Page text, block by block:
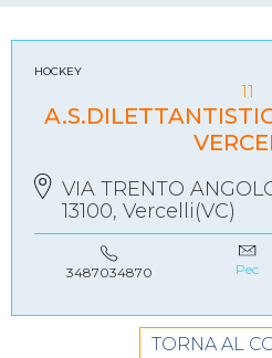
HOCKEY
11
VIA TRENTO
13100, Vercelli(VC)
3487034870 Pec
TORNA AL